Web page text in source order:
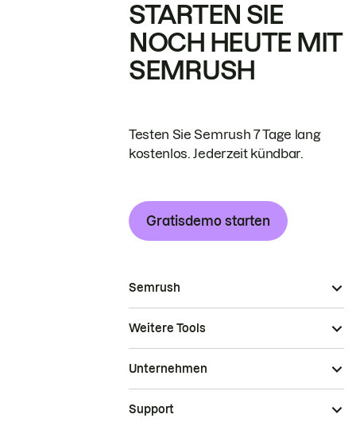
STARTEN SIE
NOCH HEUTE MIT
SEMRUSH
Testen Sie Semrush 7 Tage lang
kostenlos. Jederzeit kündbar.
Gratisdemo starten
Semrush
Weitere Tools
Unternehmen
Support